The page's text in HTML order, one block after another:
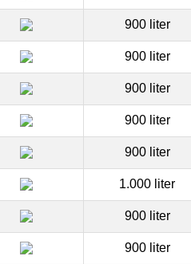
900 liter
900 liter
900 liter
900 liter
900 liter
1.000 liter
900 liter
900 liter